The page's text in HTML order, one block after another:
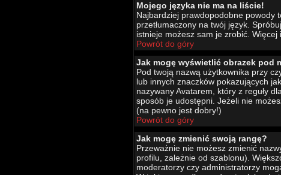
Mojego języka nie ma na liście!
Najbardziej prawdopodobne powody
przetłumaczony na twój język.
istnieje możesz sam je zrobić.
Powrót do góry
Jak mogę wyświetlić obrazek pod
Pod twoją nazwą użytkownika przy
lub innych znaczków pokazujących
nazywany Avatarem, który z reguły
sposób je udostępni. Jeżeli nie
(na pewno jest dobry!)
Powrót do góry
Jak mogę zmienić swoją rangę?
Przeważnie nie możesz zmienić
profilu, zależnie od szablonu).
moderatorzy czy administratorzy